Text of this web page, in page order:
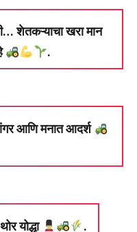
शेतकऱ्याचा खरा मान
.
आणि मनात आदर्श
योद्धा .